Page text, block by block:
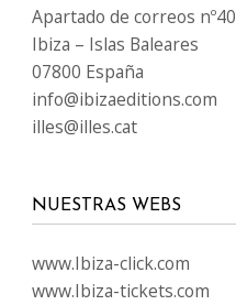
Apartado de correos nº40
Ibiza – Islas Baleares
07800 España
info@ibizaeditions.com
illes@illes.cat
NUESTRAS WEBS
www.Ibiza-click.com
www.Ibiza-tickets.com